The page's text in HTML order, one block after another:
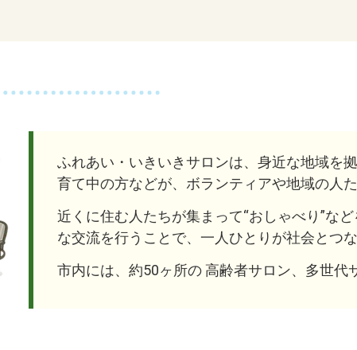
ふれあい・いきいきサロンは、身近な地域を
育て中の方などが、ボランティアや地域の人
近くに住む人たちが集まって“おしゃべり”な
な交流を行うことで、一人ひとりが社会とつ
市内には、約50ヶ所の 高齢者サロン、多